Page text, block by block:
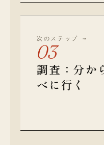
次のステップ →
03
調査：分か
べに行く